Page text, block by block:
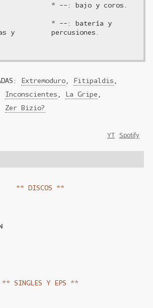
y
* --: bajo y coros.
* --: batería y
percusiones.
Extremoduro, Fitipaldis ,
Inconscientes , La Gripe ,
Zer Bizio?
YT Spotify
** DISCOS **
** SINGLES Y EPS **